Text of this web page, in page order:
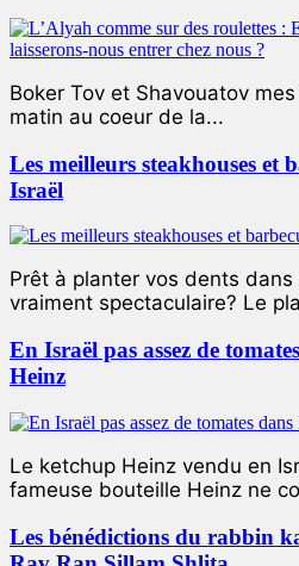
Boker Tov et Shavouatov
matin au coeur de la...
Les meilleurs steakhouses et
Israël
Prêt à planter vos dents
vraiment spectaculaire? Le
En Israël pas assez de
Heinz
Le ketchup Heinz vendu en
fameuse bouteille Heinz ne
Les bénédictions du rabbin